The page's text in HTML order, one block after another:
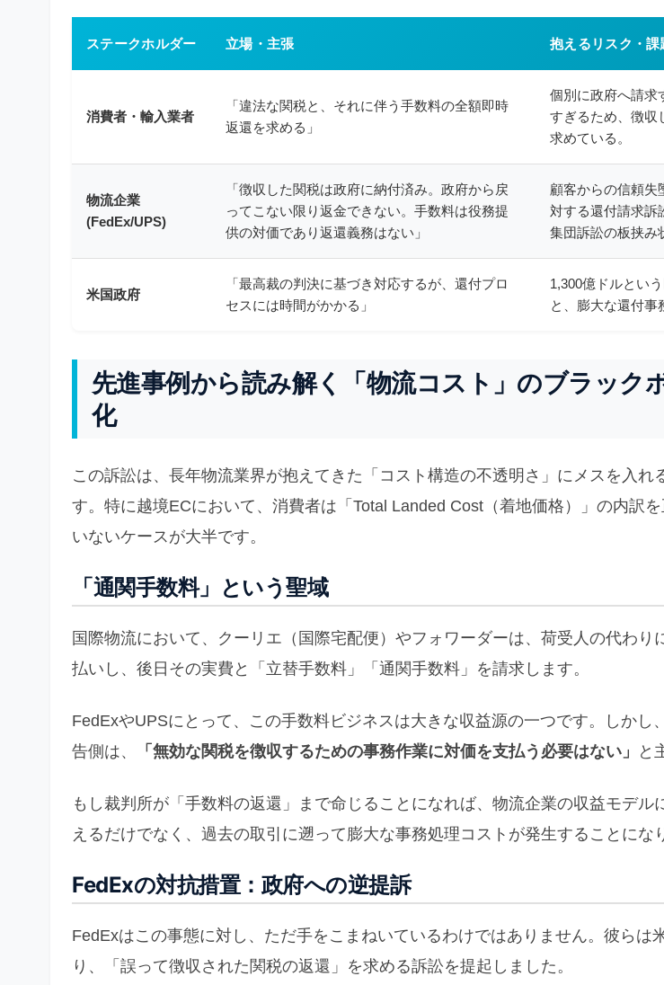
ステークホルダー 立場・主張 抱えるリスク・課
消費者・輸入業者
「違法な関税と、それに伴う手数料の全額即時
返還を求める」
個別に政府へ請求
すぎるため、徴収
求めている。
物流企業
(FedEx/UPS)
「徴収した関税は政府に納付済み。政府から戻
ってこない限り返金できない。手数料は役務提
供の対価であり返還義務はない」
顧客からの信頼失
対する還付請求訴
集団訴訟の板挟み
米国政府
「最高裁の判決に基づき対応するが、還付プロ
セスには時間がかかる」
1,300億ドルとい
と、膨大な還付事
先進事例から読み解く「物流コスト」のブラック
化
この訴訟は、長年物流業界が抱えてきた「コスト構造の不透明さ」にメスを入れ
す。特に越境ECにおいて、消費者は「Total Landed Cost（着地価格）」の内訳
いないケースが大半です。
「通関手数料」という聖域
国際物流において、クーリエ（国際宅配便）やフォワーダーは、荷受人の代わり
払いし、後日その実費と「立替手数料」「通関手数料」を請求します。
FedExやUPSにとって、この手数料ビジネスは大きな収益源の一つです。しかし
告側は、
「無効な関税を徴収するための事務作業に対価を支払う必要はない」 と
もし裁判所が「手数料の返還」まで命じることになれば、物流企業の収益モデル
えるだけでなく、過去の取引に遡って膨大な事務処理コストが発生することにな
FedExの対抗措置：政府への逆提訴
FedExはこの事態に対し、ただ手をこまねいているわけではありません。彼らは
り、「誤って徴収された関税の返還」を求める訴訟を提起しました。